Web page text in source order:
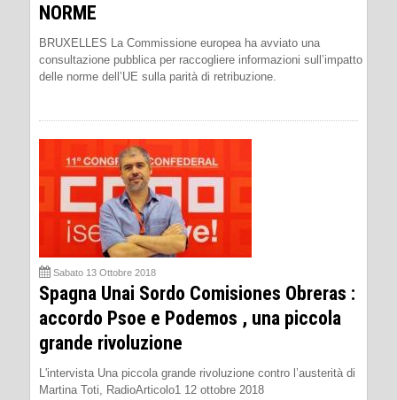
NORME
BRUXELLES La Commissione europea ha avviato una
consultazione pubblica per raccogliere informazioni sull’impatto
delle norme dell’UE sulla parità di retribuzione.
Sabato 13 Ottobre 2018
Spagna Unai Sordo Comisiones Obreras :
accordo Psoe e Podemos , una piccola
grande rivoluzione
L'intervista Una piccola grande rivoluzione contro l’austerità di
Martina Toti, RadioArticolo1 12 ottobre 2018